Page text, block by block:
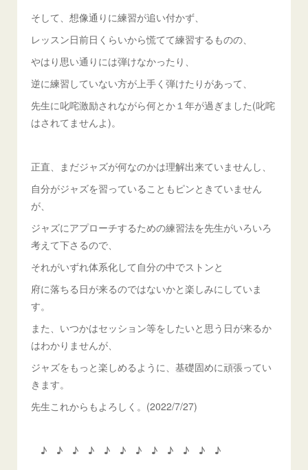
そして、想像通りに練習が追い付かず、
レッスン日前日くらいから慌てて練習するものの、
やはり思い通りには弾けなかったり、
逆に練習していない方が上手く弾けたりがあって、
先生に叱咤激励されながら何とか１年が過ぎました(叱咤
はされてませんよ)。
正直、まだジャズが何なのかは理解出来ていませんし、
自分がジャズを習っていることもピンときていません
が、
ジャズにアプローチするための練習法を先生がいろいろ
考えて下さるので、
それがいずれ体系化して自分の中でストンと
府に落ちる日が来るのではないかと楽しみにしていま
す。
また、いつかはセッション等をしたいと思う日が来るか
はわかりませんが、
ジャズをもっと楽しめるように、基礎固めに頑張ってい
きます。
先生これからもよろしく。(2022/7/27)
♪ ♪ ♪ ♪ ♪ ♪ ♪ ♪ ♪ ♪ ♪ ♪